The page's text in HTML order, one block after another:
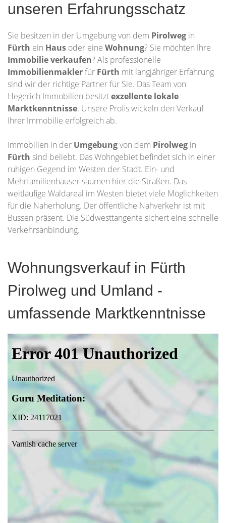
unseren Erfahrungsschatz
Sie besitzen in der Umgebung von dem Pirolweg in
Fürth ein Haus oder eine Wohnung? Sie möchten Ihre
Immobilieverkaufen? Als professionelle
Immobilienmaklerfür Fürth mit langjähriger Erfahrung
sind wir der richtige Partner für Sie. Das Team von
Hegerich Immobilien besitztexzellente lokale
Marktkenntnisse. Unsere Profis wickeln den Verkauf
Ihrer Immobilie erfolgreich ab.
Immobilien in der Umgebungvon dem Pirolweg in
Fürth sind beliebt. Das Wohngebiet befindet sich in einer
ruhigen Gegend im Westen der Stadt. Ein- und
Mehrfamilienhäuser säumen hier die Straßen. Das
weitläufige Waldareal im Westen bietet viele Möglichkeiten
für die Naherholung. Der öffentliche Nahverkehr ist mit
Bussen präsent. Die Südwesttangente sichert eine schnelle
Verkehrsanbindung.
Wohnungsverkauf in Fürth
Pirolweg und Umland -
umfassende Marktkenntnisse